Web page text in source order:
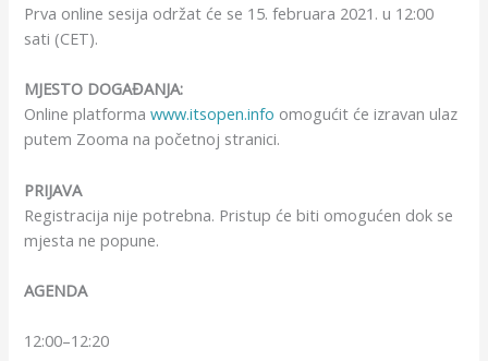
Prva online sesija održat će se 15. februara 2021. u 12:00
sati (CET).
MJESTO DOGAĐANJA:
Online platformawww.itsopen.info omogućit će izravan ulaz
putem Zooma na početnoj stranici.
PRIJAVA
Registracija nije potrebna. Pristup će biti omogućen dok se
mjesta ne popune.
AGENDA
12:00–12:20